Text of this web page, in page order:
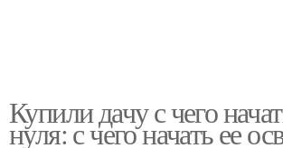
Купили дачу с чего
нуля: с чего начать ее